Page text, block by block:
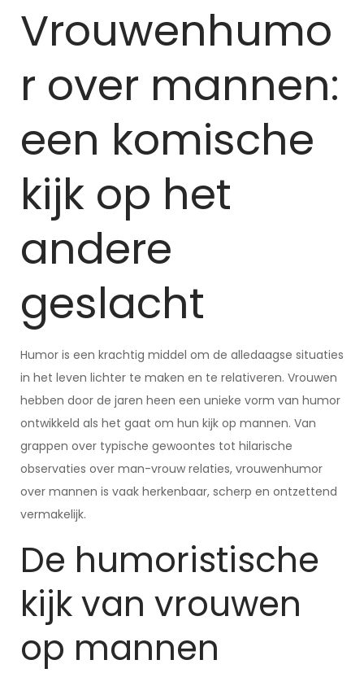
Vrouwenhumo
r over mannen:
een komische
kijk op het
andere
geslacht
Humor is een krachtig middel om de alledaagse situaties
in het leven lichter te maken en te relativeren. Vrouwen
hebben door de jaren heen een unieke vorm van humor
ontwikkeld als het gaat om hun kijk op mannen. Van
grappen over typische gewoontes tot hilarische
observaties over man-vrouw relaties, vrouwenhumor
over mannen is vaak herkenbaar, scherp en ontzettend
vermakelijk.
De humoristische
kijk van vrouwen
op mannen